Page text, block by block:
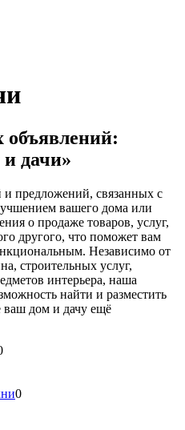
объявлений:
дачи»
предложений, связанных с
вашего дома или
о продаже товаров, услуг,
другого, что поможет вам
Независимо от
строительных услуг,
интерьера, наша
найти и разместить
ваш дом и дачу ещё
0